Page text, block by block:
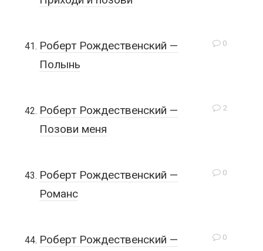
0
Роберт Рождественский —
Полынь
2
Роберт Рождественский —
Позови меня
0
Роберт Рождественский —
Романс
0
Роберт Рождественский —